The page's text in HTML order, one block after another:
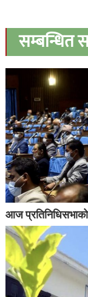
सम्बन्धित
आज